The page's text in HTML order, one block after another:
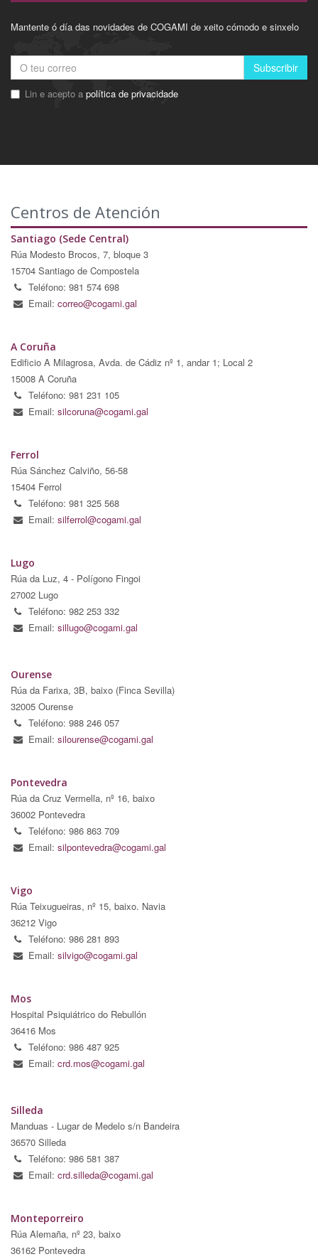
Mantente ó día das novidades de COGAMI de xeito cómodo e sinxelo
Subscribir
Lin e acepto a política de privacidade
Centros de Atención
Santiago (Sede Central)
Rúa Modesto Brocos, 7, bloque 3
15704 Santiago de Compostela
Teléfono: 981 574 698
Email: correo@cogami.gal
A Coruña
Edificio A Milagrosa, Avda. de Cádiz nº 1, andar 1; Local 2
15008 A Coruña
Teléfono: 981 231 105
Email: silcoruna@cogami.gal
Ferrol
Rúa Sánchez Calviño, 56-58
15404 Ferrol
Teléfono: 981 325 568
Email: silferrol@cogami.gal
Lugo
Rúa da Luz, 4 - Polígono Fingoi
27002 Lugo
Teléfono: 982 253 332
Email: sillugo@cogami.gal
Ourense
Rúa da Farixa, 3B, baixo (Finca Sevilla)
32005 Ourense
Teléfono: 988 246 057
Email: silourense@cogami.gal
Pontevedra
Rúa da Cruz Vermella, nº 16, baixo
36002 Pontevedra
Teléfono: 986 863 709
Email: silpontevedra@cogami.gal
Vigo
Rúa Teixugueiras, nº 15, baixo. Navia
36212 Vigo
Teléfono: 986 281 893
Email: silvigo@cogami.gal
Mos
Hospital Psiquiátrico do Rebullón
36416 Mos
Teléfono: 986 487 925
Email: crd.mos@cogami.gal
Silleda
Manduas - Lugar de Medelo s/n Bandeira
36570 Silleda
Teléfono: 986 581 387
Email: crd.silleda@cogami.gal
Monteporreiro
Rúa Alemaña, nº 23, baixo
36162 Pontevedra